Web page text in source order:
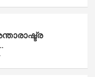
ആദ്യ